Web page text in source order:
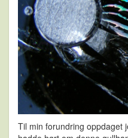
Til min forundring oppdaget